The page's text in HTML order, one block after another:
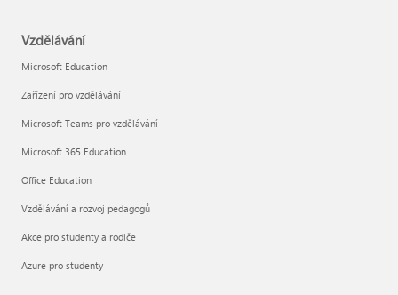
Vzdělávání
Microsoft Education
Zařízení pro vzdělávání
Microsoft Teams pro vzdělávání
Microsoft 365 Education
Office Education
Vzdělávání a rozvoj pedagogů
Akce pro studenty a rodiče
Azure pro studenty